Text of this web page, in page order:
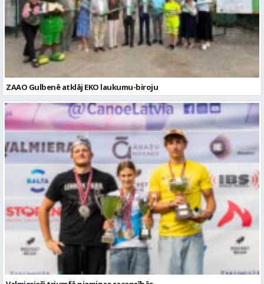
ZAAO Gulbenē atklāj EKO laukumu-biroju
Valmierieši triumfē piemiņas sacensībās